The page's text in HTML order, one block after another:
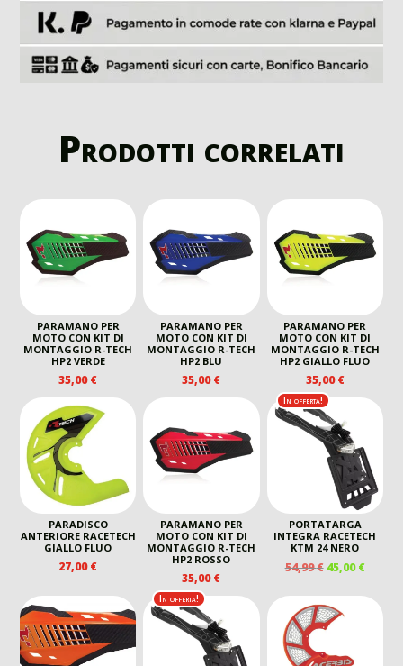
Prodotti correlati
PARAMANO PER
MOTO CON KIT DI
MONTAGGIO R-TECH
HP2 VERDE
35,00€
PARAMANO PER
MOTO CON KIT DI
MONTAGGIO R-TECH
HP2 BLU
35,00€
PARAMANO PER
MOTO CON KIT DI
MONTAGGIO R-TECH
HP2 GIALLO FLUO
35,00€
PARADISCO
ANTERIORE RACETECH
GIALLO FLUO
27,00€
PARAMANO PER
MOTO CON KIT DI
MONTAGGIO R-TECH
HP2 ROSSO
35,00€
In offerta!
PORTATARGA
INTEGRA RACETECH
KTM 24 NERO
54,99€ IL
ORIGINALE
ERA:
54,99 €.
45,00€IL
In offerta!